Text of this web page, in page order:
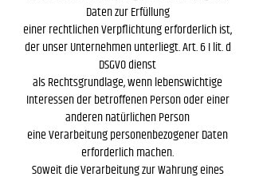
Daten zur Erfüllung
einer rechtlichen Verpflichtung erforderlich ist,
der unser Unternehmen unterliegt. Art. 6 I lit. d
DSGVO dienst
als Rechtsgrundlage, wenn lebenswichtige
Interessen der betroffenen Person oder einer
anderen natürlichen Person
eine Verarbeitung personenbezogener Daten
erforderlich machen.
Soweit die Verarbeitung zur Wahrung eines